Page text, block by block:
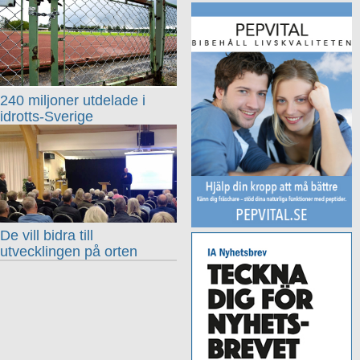
240 miljoner utdelade i
idrotts-Sverige
De vill bidra till
utvecklingen på orten